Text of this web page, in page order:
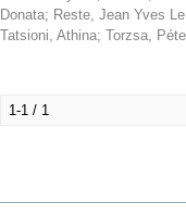
Donata; Reste, Jean Yves Le
Tatsioni, Athina; Torzsa,
1-1 / 1